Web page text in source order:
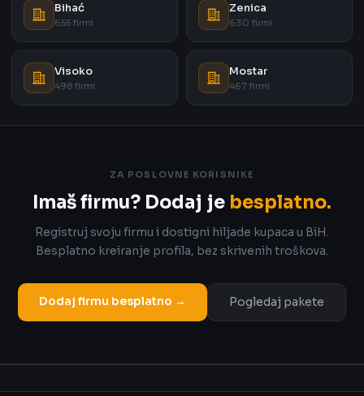
Bihać
655 firmi
Zenica
630 firmi
Visoko
498 firmi
Mostar
467 firmi
ZA POSLOVNE KORISNIKE
Imaš firmu? Dodaj je besplatno.
Registruj svoju firmu i dostigni hiljade kupaca u BiH.
Besplatno kreiranje profila, bez skrivenih troškova.
Dodaj firmu besplatno → Pogledaj pakete